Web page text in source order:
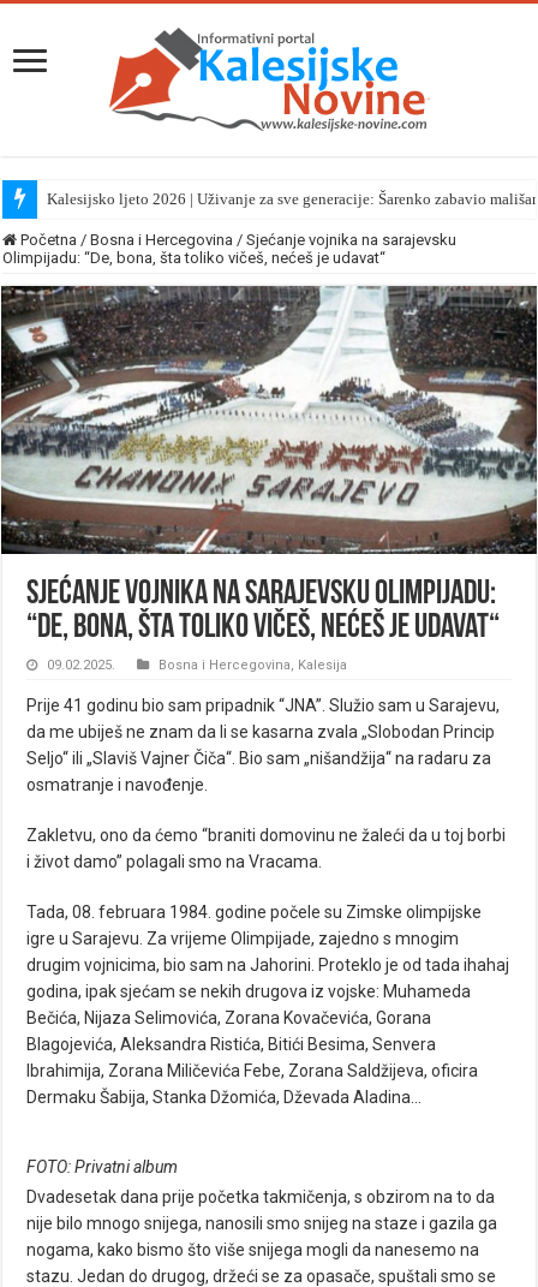
Kalesijsko ljeto 2026 | Uživanje za sve generacije: Šarenko zabavio
Početna / Bosna i Hercegovina / Sjećanje vojnika na sarajevsku
Olimpijadu: “De, bona, šta toliko vičeš, nećeš je udavat“
Sjećanje vojnika na sarajevsku Olimpijadu:
“De, bona, šta toliko vičeš, nećeš je udavat“
09.02.2025. Bosna i Hercegovina, Kalesija
Prije 41 godinu bio sam pripadnik “JNA”. Služio sam u Sarajevu,
da me ubiješ ne znam da li se kasarna zvala „Slobodan Princip
Seljo“ ili „Slaviš Vajner Čiča“. Bio sam „nišandžija“ na radaru za
osmatranje i navođenje.
Zakletvu, ono da ćemo “braniti domovinu ne žaleći da u toj borbi
i život damo” polagali smo na Vracama.
Tada, 08. februara 1984. godine počele su Zimske olimpijske
igre u Sarajevu. Za vrijeme Olimpijade, zajedno s mnogim
drugim vojnicima, bio sam na Jahorini. Proteklo je od tada ihahaj
godina, ipak sjećam se nekih drugova iz vojske: Muhameda
Bečića, Nijaza Selimovića, Zorana Kovačevića, Gorana
Blagojevića, Aleksandra Ristića, Bitići Besima, Senvera
Ibrahimija, Zorana Miličevića Febe, Zorana Saldžijeva, oficira
Dermaku Šabija, Stanka Džomića, Dževada Aladina…
FOTO: Privatni album
Dvadesetak dana prije početka takmičenja, s obzirom na to da
nije bilo mnogo snijega, nanosili smo snijeg na staze i gazila ga
nogama, kako bismo što više snijega mogli da nanesemo na
stazu. Jedan do drugog, držeći se za opasače, spuštali smo se